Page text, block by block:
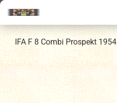
IFA F 8 Combi Prospekt 1954